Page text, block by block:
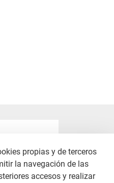
propias y de terceros
la navegación de las
accesos y realizar